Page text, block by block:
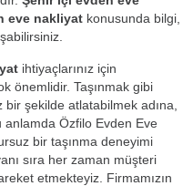
eve nakliyat konusunda bilgi,
ihtiyaçlarınız için
önemlidir. Taşınmak gibi
bir şekilde atlatabilmek adına,
Özfilo Evden Eve
bir taşınma deneyimi
sıra her zaman müşteri
etmekteyiz. Firmamızın